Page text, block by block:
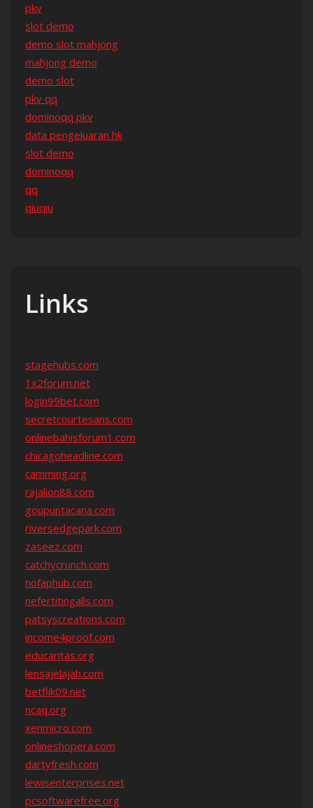
pkv
slot demo
demo slot mahjong
mahjong demo
demo slot
pkv qq
dominoqq pkv
data pengeluaran hk
slot demo
dominoqq
qq
qiuqiu
Links
stagehubs.com
1x2forum.net
login99bet.com
secretcourtesans.com
onlinebahisforum1.com
chicagoheadline.com
camming.org
rajalion88.com
goupuntacana.com
riversedgepark.com
zaseez.com
catchycrunch.com
nofaphub.com
nefertitingalls.com
patsyscreations.com
income4proof.com
educaritas.org
lensajelajah.com
betflik09.net
ncaq.org
xenmicro.com
onlineshopera.com
dartyfresh.com
lewisenterprises.net
pcsoftwarefree.org